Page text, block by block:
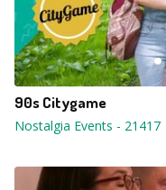
90s Citygame
Nostalgia Events - 21417